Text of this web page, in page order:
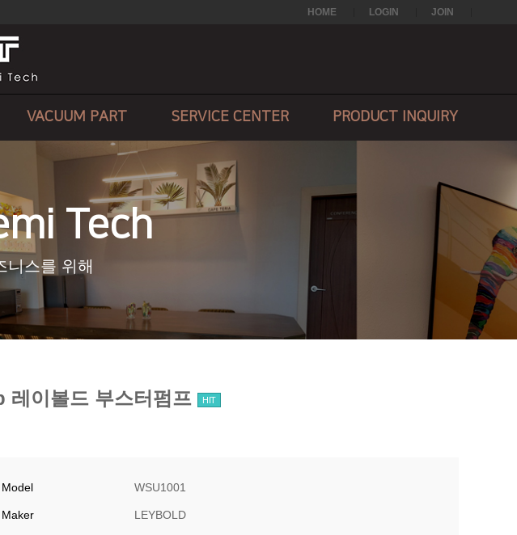
HOME LOGIN JOIN
VACUUM PART SERVICE CENTER PRODUCT INQUIRY
Tech
니스를 위해
레이볼드 부스터펌프 HIT
Model WSU1001
Maker LEYBOLD